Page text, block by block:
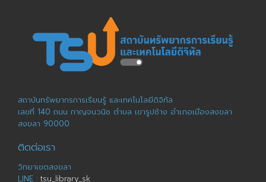
สถาบันทรัพยากรการเรียนรู้ และเทคโนโลยีดิจิทัล
เลขที่ 140 ถนน กาญจนวนิช ตำบล เขารูปช้าง อำเภอเมืองสงขลา
สงขลา 90000
ติดต่อเรา
วิทยาเขตสงขลา
LINE : tsu_library_sk